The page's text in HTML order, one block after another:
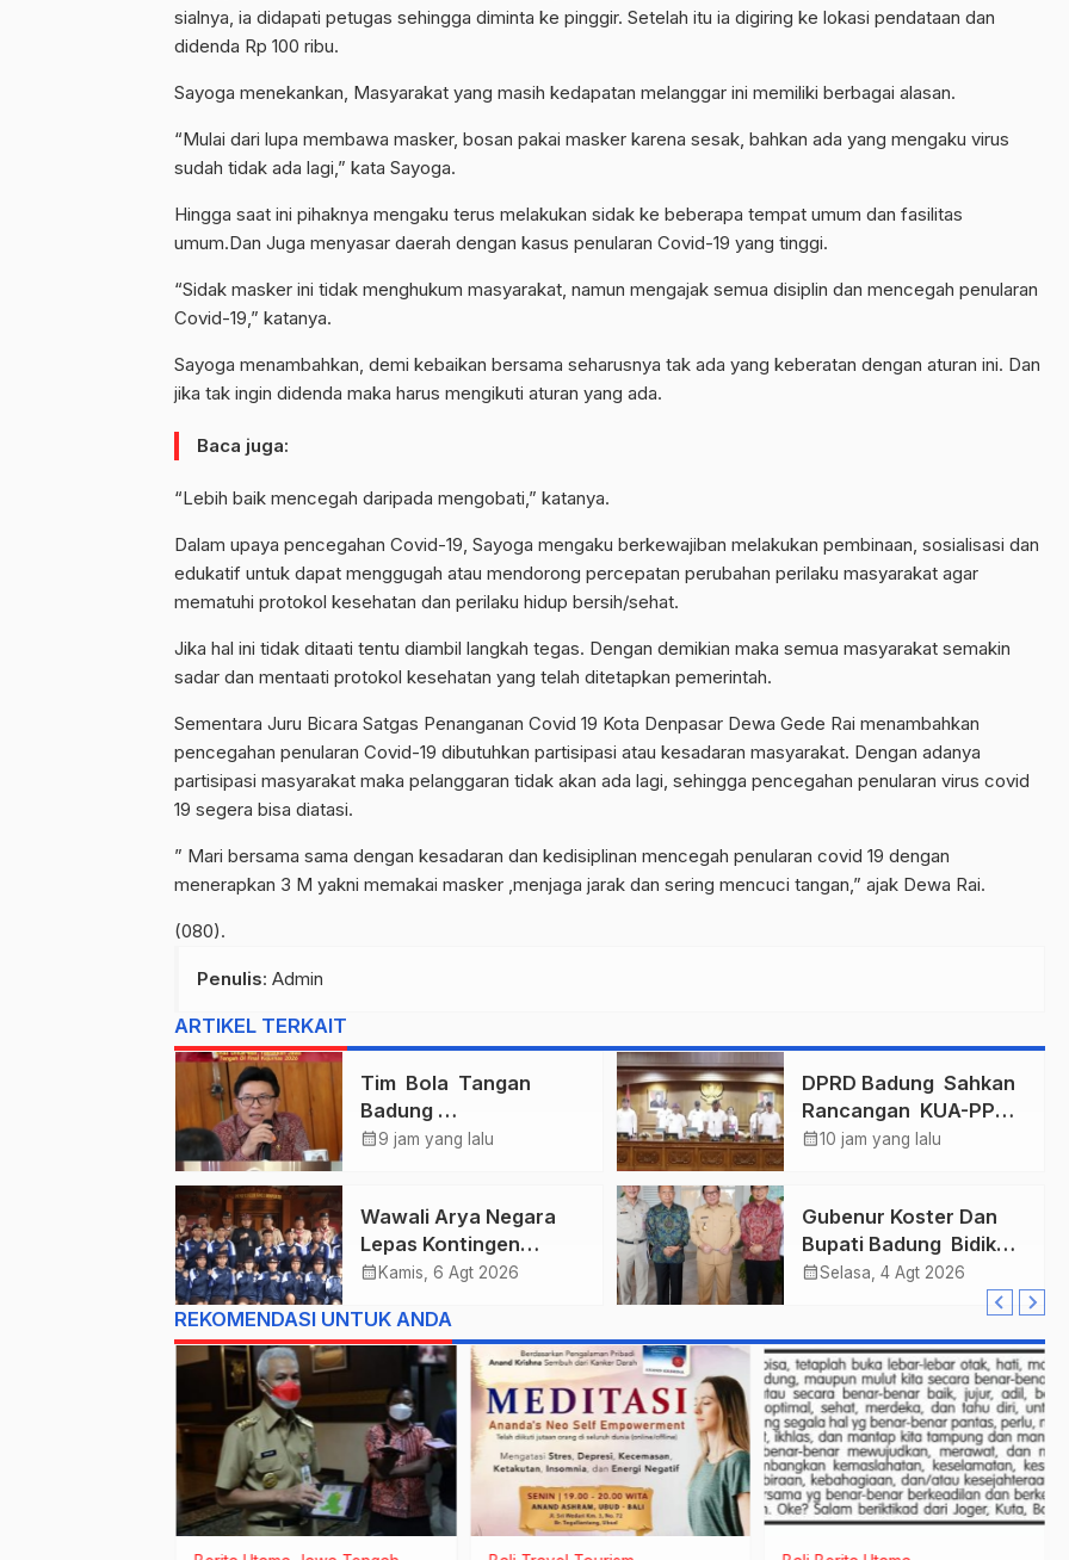
sialnya, ia didapati petugas sehingga diminta ke pinggir. Setelah itu ia digiring ke lokasi pendataan dan
didenda Rp 100 ribu.
Sayoga menekankan, Masyarakat yang masih kedapatan melanggar ini memiliki berbagai alasan.
“Mulai dari lupa membawa masker, bosan pakai masker karena sesak, bahkan ada yang mengaku virus
sudah tidak ada lagi,” kata Sayoga.
Hingga saat ini pihaknya mengaku terus melakukan sidak ke beberapa tempat umum dan fasilitas
umum.Dan Juga menyasar daerah dengan kasus penularan Covid-19 yang tinggi.
“Sidak masker ini tidak menghukum masyarakat, namun mengajak semua disiplin dan mencegah penularan
Covid-19,” katanya.
Sayoga menambahkan, demi kebaikan bersama seharusnya tak ada yang keberatan dengan aturan ini. Dan
jika tak ingin didenda maka harus mengikuti aturan yang ada.
Baca juga:
“Lebih baik mencegah daripada mengobati,” katanya.
Dalam upaya pencegahan Covid-19, Sayoga mengaku berkewajiban melakukan pembinaan, sosialisasi dan
edukatif untuk dapat menggugah atau mendorong percepatan perubahan perilaku masyarakat agar
mematuhi protokol kesehatan dan perilaku hidup bersih/sehat.
Jika hal ini tidak ditaati tentu diambil langkah tegas. Dengan demikian maka semua masyarakat semakin
sadar dan mentaati protokol kesehatan yang telah ditetapkan pemerintah.
Sementara Juru Bicara Satgas Penanganan Covid 19 Kota Denpasar Dewa Gede Rai menambahkan
pencegahan penularan Covid-19 dibutuhkan partisipasi atau kesadaran masyarakat. Dengan adanya
partisipasi masyarakat maka pelanggaran tidak akan ada lagi, sehingga pencegahan penularan virus covid
19 segera bisa diatasi.
” Mari bersama sama dengan kesadaran dan kedisiplinan mencegah penularan covid 19 dengan
menerapkan 3 M yakni memakai masker ,menjaga jarak dan sering mencuci tangan,” ajak Dewa Rai.
(080).
Penulis: Admin
ARTIKEL TERKAIT
Tim Bola Tangan
Badung
Persembahkan Emas
Kejurnas 2026
calendar_month9 jam yang lalu
DPRD Badung Sahkan
Rancangan KUA-PPAS
2027, Anggaran
calendar_month10 jam yang lalu
Wawali Arya Negara
Lepas Kontingen
Kwarcab Denpasar
Nasional XII Tahun
2026.
calendar_month Kamis, 6 Agt 2026
Gubenur Koster Dan
Bupati Badung Bidik
Obligasi Daerah :
calendar_monthSelasa, 4 Agt 2026
REKOMENDASI UNTUK ANDA